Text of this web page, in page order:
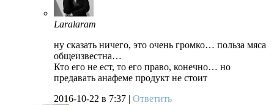
Laralaram
ну сказать ничего, это очень громко… польза мяса
общеизвестна…
Кто его не ест, то его право, конечно… но
предавать анафеме продукт не стоит
2016-10-22 в 7:37 | Ответить